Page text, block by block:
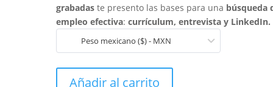
grabadas te presento las bases para una búsqueda
empleo efectiva:currículum, entrevista y LinkedIn.
Peso mexicano ($) - MXN
Añadir al carrito